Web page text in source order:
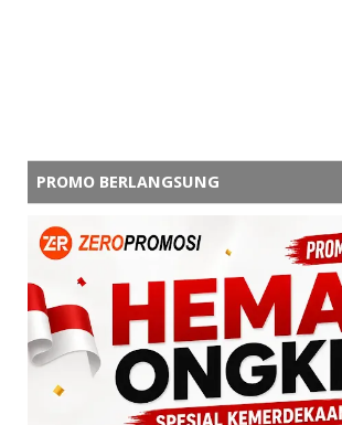
PROMO BERLANGSUNG